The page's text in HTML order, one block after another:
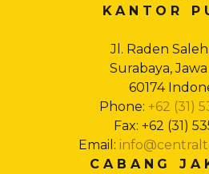
KANTOR
Jl. Raden
Surabaya,
60174
Phone: +62 (31)
Fax: +62 (31)
Email:
CABANG